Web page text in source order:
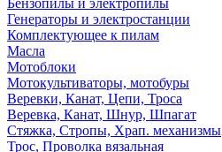
Бензопилы и электропилы
Генераторы и электростанции
Комплектующее к пилам
Масла
Мотоблоки
Мотокультиваторы, мотобуры
Веревки, Канат, Цепи, Троса
Веревка, Канат, Шнур, Шпагат
Стяжка, Стропы, Храп. механизмы
Трос, Проволка вязальная